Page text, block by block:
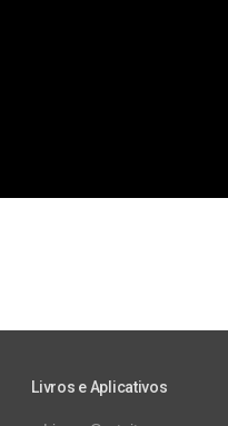
Livros e Aplicativos